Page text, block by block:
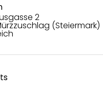
2
(Steiermark)